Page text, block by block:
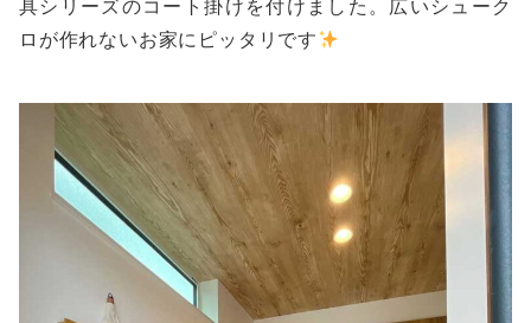
具シリーズのコート掛けを付けました。広いシューク
ロが作れないお家にピッタリです